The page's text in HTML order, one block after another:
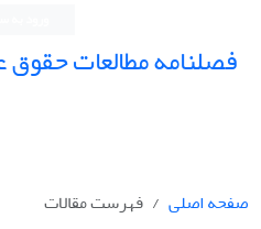
فصلنامه مطالعات
صفحه اصلی
فهرست مقالات